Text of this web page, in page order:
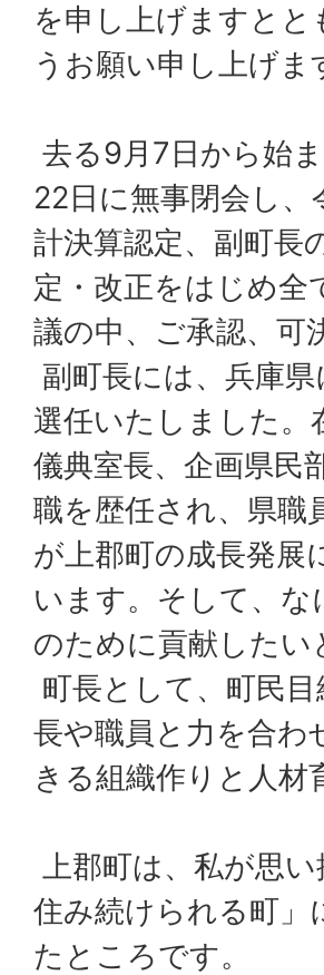
を申し上げますと
うお願い申し上げま
去る9月7日から始
22日に無事閉会し
計決算認定、副町長
定・改正をはじめ
議の中、ご承認、可
副町長には、兵庫
選任いたしました。
儀典室長、企画県民
職を歴任され、県職
が上郡町の成長発展
います。そして、
のために貢献した
町長として、町民
長や職員と力を合わ
きる組織作りと人
上郡町は、私が思
住み続けられる町」
たところです。